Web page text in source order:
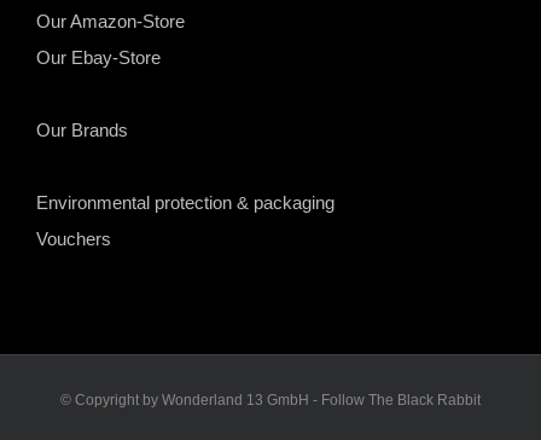
Our Amazon-Store
Our Ebay-Store
Our Brands
Environmental protection & packaging
Vouchers
© Copyright by Wonderland 13 GmbH - Follow The Black Rabbit